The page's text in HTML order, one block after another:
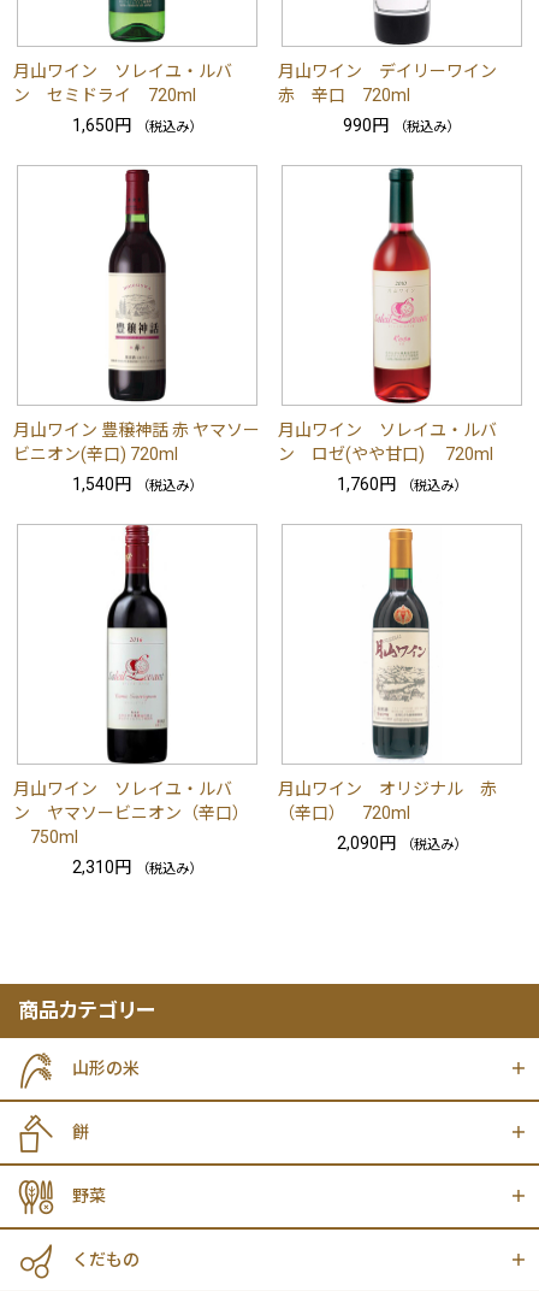
月山ワイン ソレイユ・ルバ
ン セミドライ 720ml
1,650円
（税込み）
月山ワイン デイリーワイン
赤 辛口 720ml
990円
（税込み）
月山ワイン 豊穣神話 赤 ヤマソー
ビニオン(辛口) 720ml
1,540円
（税込み）
月山ワイン ソレイユ・ルバ
ン ロゼ(やや甘口) 720ml
1,760円
（税込み）
月山ワイン ソレイユ・ルバ
ン ヤマソービニオン（辛口）
750ml
2,310円
（税込み）
月山ワイン オリジナル 赤
（辛口） 720ml
2,090円
（税込み）
商品カテゴリー
山形の米
餅
野菜
くだもの